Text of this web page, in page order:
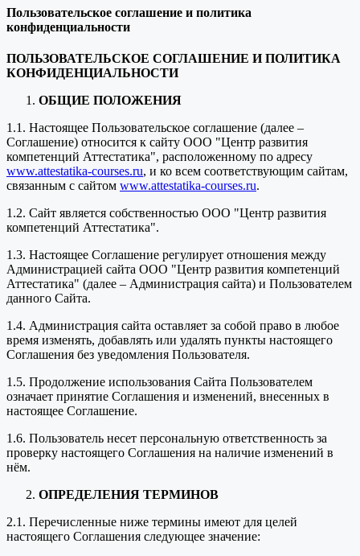
Пользовательское соглашение и политика
конфиденциальности
ПОЛЬЗОВАТЕЛЬСКОЕ СОГЛАШЕНИЕ И ПОЛИТИКА
КОНФИДЕНЦИАЛЬНОСТИ
ОБЩИЕ ПОЛОЖЕНИЯ
1.1. Настоящее Пользовательское соглашение (далее –
Соглашение) относится к сайту ООО "Центр развития
компетенций Аттестатика", расположенному по адресу
www.attestatika-courses.ru, и ко всем соответствующим сайтам,
связанным с сайтом www.attestatika-courses.ru.
1.2. Сайт является собственностью ООО "Центр развития
компетенций Аттестатика".
1.3. Настоящее Соглашение регулирует отношения между
Администрацией сайта ООО "Центр развития компетенций
Аттестатика" (далее – Администрация сайта) и Пользователем
данного Сайта.
1.4. Администрация сайта оставляет за собой право в любое
время изменять, добавлять или удалять пункты настоящего
Соглашения без уведомления Пользователя.
1.5. Продолжение использования Сайта Пользователем
означает принятие Соглашения и изменений, внесенных в
настоящее Соглашение.
1.6. Пользователь несет персональную ответственность за
проверку настоящего Соглашения на наличие изменений в
нём.
ОПРЕДЕЛЕНИЯ ТЕРМИНОВ
2.1. Перечисленные ниже термины имеют для целей
настоящего Соглашения следующее значение: